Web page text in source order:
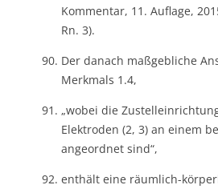
Kommentar, 11. Auflage,
Rn. 3).
Der danach maßgebliche
Merkmals 1.4,
„wobei die
Elektroden (2, 3) an einem
angeordnet sind“,
enthält eine räumlich-